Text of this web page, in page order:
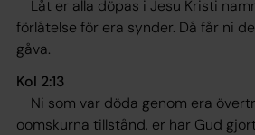
Låt er alla döpas i Jesu Kristi
förlåtelse för era synder. Då får ni
gåva.
Kol 2:13
Ni som var döda genom era
oomskurna tillstånd, er har Gud